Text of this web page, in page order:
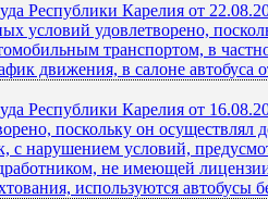
Республики Карелия от
условий удовлетворено,
транспортом, в
движения, в салоне автобуса
Республики Карелия от
поскольку он
с нарушением условий,
не имеющей
используются автобусы